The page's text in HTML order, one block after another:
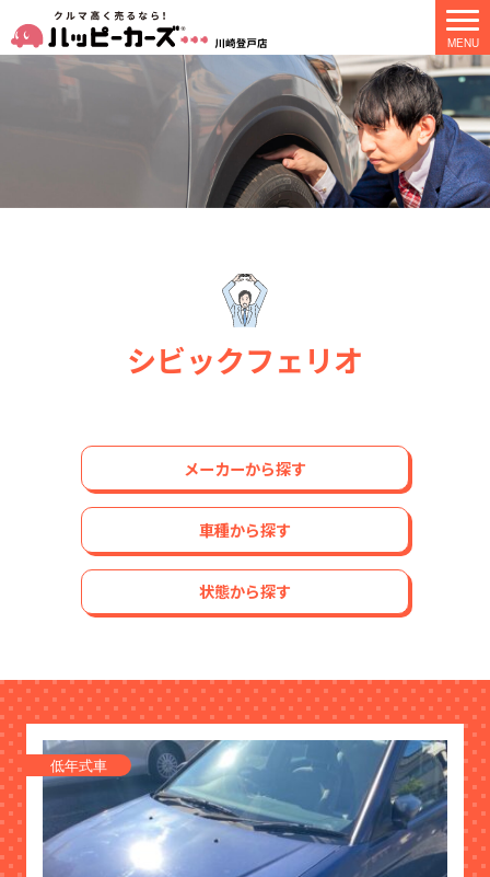
シビックフェリオ
メーカーから探す
車種から探す
状態から探す
低年式車